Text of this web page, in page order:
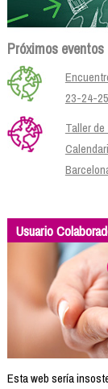
Próximos eventos
23-24-
Taller
Usuario
Esta web sería